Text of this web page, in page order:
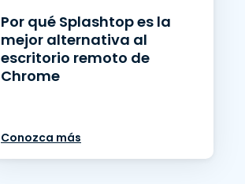
Por qué Splashtop es la
mejor alternativa al
escritorio remoto de
Chrome
Conozca más